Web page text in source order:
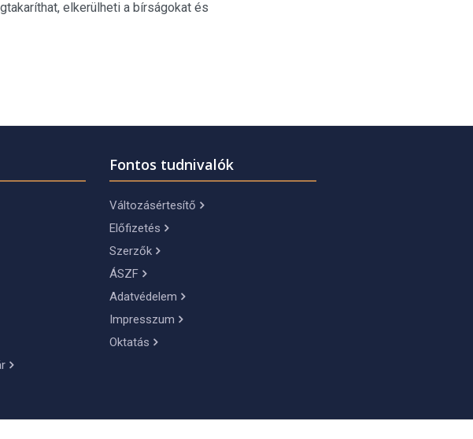
elkerülheti a bírságokat és
Fontos tudnivalók
Változásértesítő
Előfizetés
Szerzők
ÁSZF
Adatvédelem
Impresszum
Oktatás